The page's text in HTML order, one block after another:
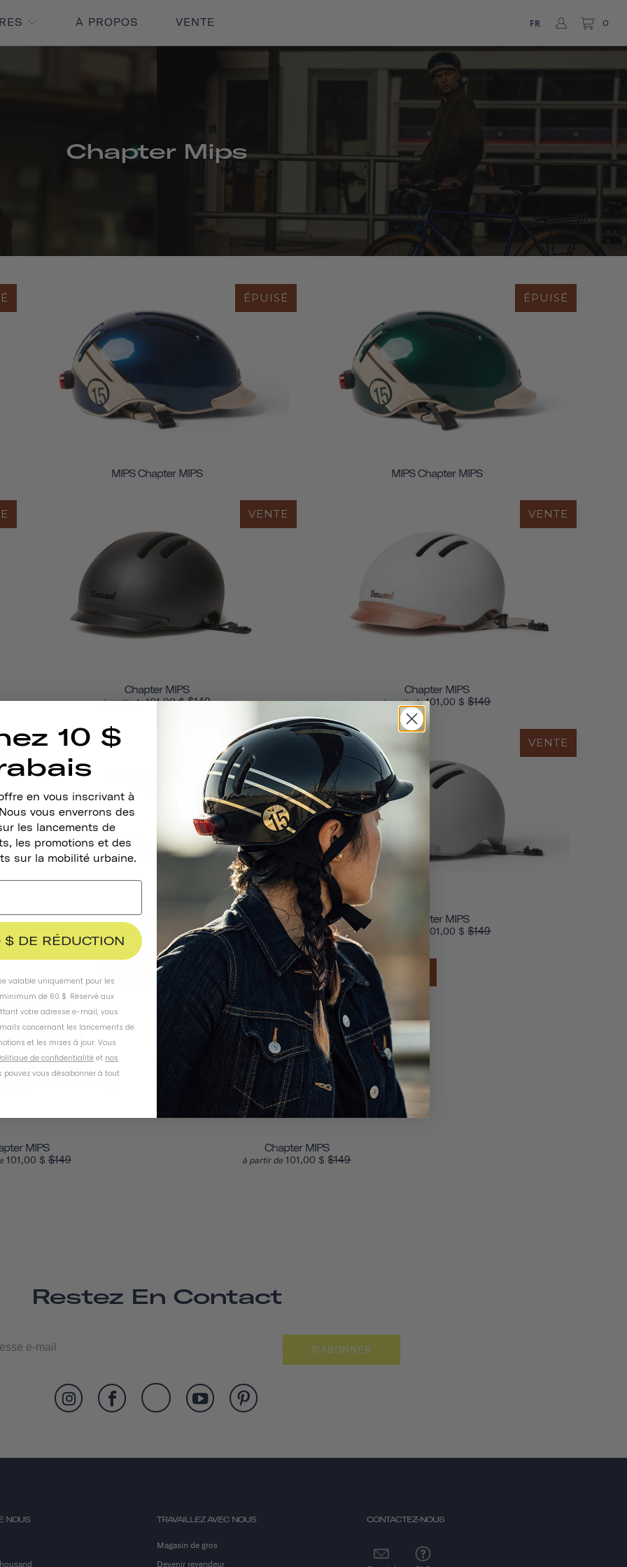
À PROPOS VENTE FR 0
Chapter Mips
ÉPUISÉ
MIPS Chapter MIPS
ÉPUISÉ
MIPS Chapter MIPS
VENTE
Chapter MIPS
à partir de 101,00 $$149
VENTE
Chapter MIPS
à partir de 101,00 $$149
VENTE
Chapter MIPS
101,00 $ $149.00
VENTE
Chapter MIPS
101,00 $$149
MIPS
101,00 $$149
Chapter MIPS
à partir de 101,00 $$149
Restez En Contact
S'ABONNER
NOUS TRAVAILLEZ AVEC NOUS
Magasin de gros
Devenir revendeur
CONTACTEZ-NOUS
10 $
en vous inscrivant à
vous enverrons des
les lancements de
les promotions et des
sur la mobilité urbaine.
$ DE RÉDUCTION
valable uniquement pour les
de 60 $. Réservé aux
votre adresse e-mail, vous
concernant les lancements de
et les mises à jour. Vous
de confidentialité et nos
pouvez vous désabonner à tout